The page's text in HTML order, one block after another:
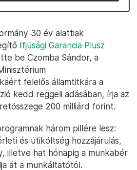
30 év alattiak
Ifjúsági Garancia Plusz
be Czomba Sándor, a
felelős államtitkára a
kedd reggeli adásában, írja az
200 milliárd forint.
három pillére lesz:
és útiköltség hozzájárulás,
illetve hat hónapig a munkabér
át a munkáltatótól.